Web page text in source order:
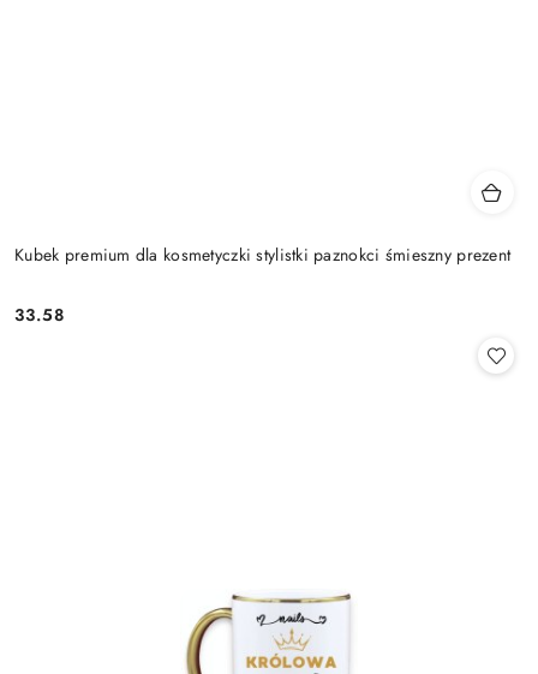
Kubek premium dla kosmetyczki stylistki paznokci śmieszny prezent
Cena:
33.58